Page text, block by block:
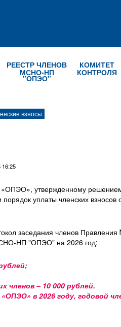
РЕЕСТР ЧЛЕНОВ
МСНО-НП
"ОПЭО"
КОМИТЕТ
КОНТРОЛЯ
взносы
16:25
утвержденному
уплаты членских
заседания членов
НП "ОПЭО" на 2026 год:
членов – 10 000 рублей.
в 2026 году, годовой